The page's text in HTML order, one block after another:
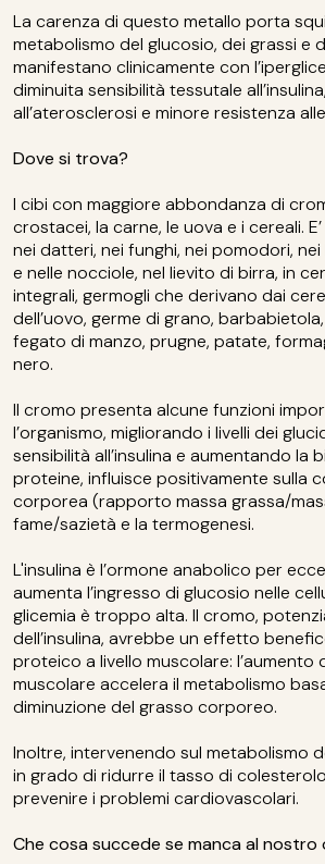
La carenza di questo metallo porta
metabolismo del glucosio, dei grassi e
manifestano clinicamente con
diminuita sensibilità tessutale
all’aterosclerosi e minore resistenza
Dove si trova?
I cibi con maggiore abbondanza di
crostacei, la carne, le uova e i cereali.
nei datteri, nei funghi, nei pomodori,
e nelle nocciole, nel lievito di birra, in
integrali, germogli che derivano dai
dell’uovo, germe di grano,
fegato di manzo, prugne, patate,
nero.
Il cromo presenta alcune funzioni
l’organismo, migliorando i livelli dei
sensibilità all’insulina e aumentando la
proteine, influisce positivamente sulla
corporea (rapporto massa grassa/
fame/sazietà e la termogenesi.
L'insulina è l’ormone anabolico per
aumenta l’ingresso di glucosio nelle
glicemia è troppo alta. Il cromo,
dell’insulina, avrebbe un effetto
proteico a livello muscolare: l’aumento
muscolare accelera il metabolismo
diminuzione del grasso corporeo.
Inoltre, intervenendo sul metabolismo
in grado di ridurre il tasso di
prevenire i problemi cardiovascolari.
Che cosa succede se manca al nostro